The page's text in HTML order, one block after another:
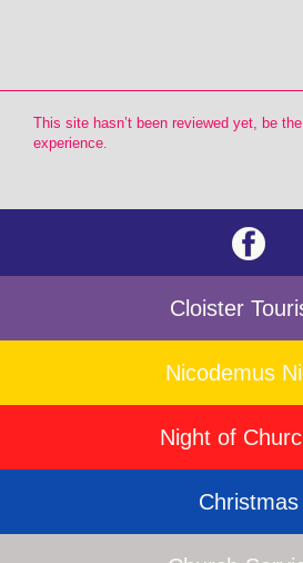
This site hasn’t been reviewed yet, be
experience.
Cloister
Nicodemus
Night of
Christmas